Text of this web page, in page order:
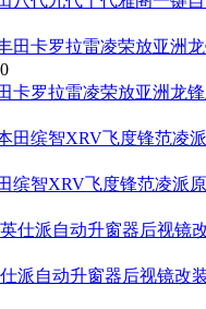
卡罗拉雷凌荣放亚洲龙
缤智XRV飞度锋范凌派
派自动升窗器后视镜改